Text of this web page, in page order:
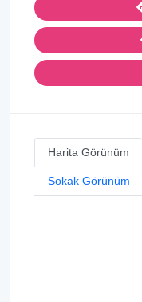
Harita Görünüm
Sokak Görünüm